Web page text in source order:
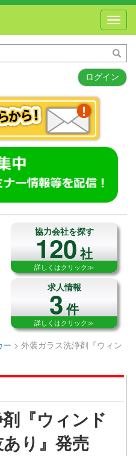
ログイン
協力会社を探す
120社
詳しくはクリック≫
求人情報
3件
詳しくはクリック≫
ー > 外装ガラス洗浄剤『ウィン
『ウィンド
り』発売